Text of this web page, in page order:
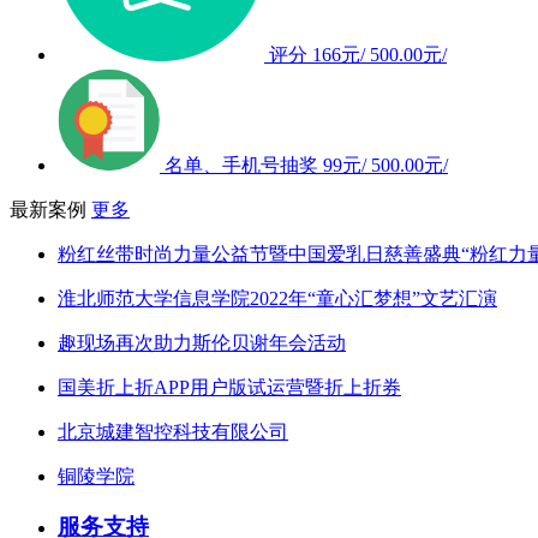
评分 166元/ 500.00元/
名单、手机号抽奖 99元/ 500.00元/
最新案例 更多
粉红丝带时尚力量公益节暨中国爱乳日慈善盛典“粉红力
淮北师范大学信息学院2022年“童心汇梦想”文艺汇演
趣现场再次助力斯伦贝谢年会活动
国美折上折APP用户版试运营暨折上折券
北京城建智控科技有限公司
铜陵学院
服务支持